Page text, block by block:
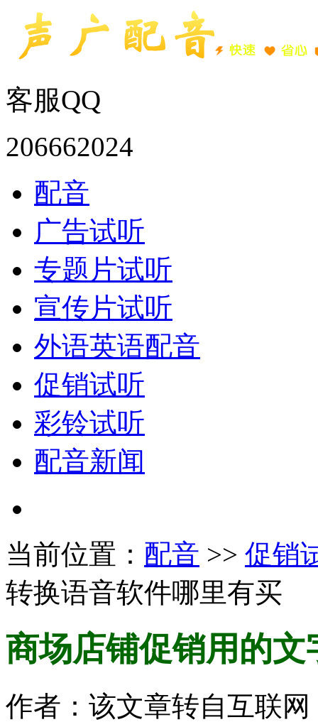
客服QQ
206662024
配音
广告试听
专题片试听
宣传片试听
外语英语配音
促销试听
彩铃试听
配音新闻
当前位置： 配音 >> 促销
转换语音软件哪里有买
商场店铺促销用的
作者：该文章转自互联网